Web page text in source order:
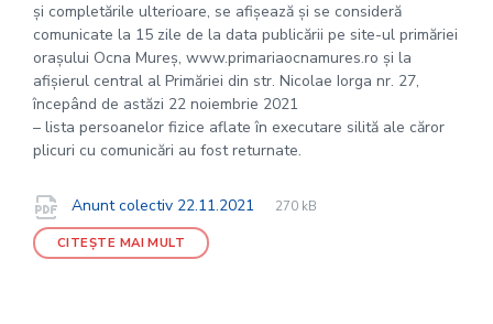
și completările ulterioare, se afișează și se consideră
comunicate la 15 zile de la data publicării pe site-ul primăriei
orașului Ocna Mureș, www.primariaocnamures.ro și la
afișierul central al Primăriei din str. Nicolae Iorga nr. 27,
începând de astăzi 22 noiembrie 2021
– lista persoanelor fizice aflate în executare silită ale căror
plicuri cu comunicări au fost returnate.
Documente
Anunt colectiv 22.11.2021
File
pdf
File
270 kB
CITEȘTE MAI MULT